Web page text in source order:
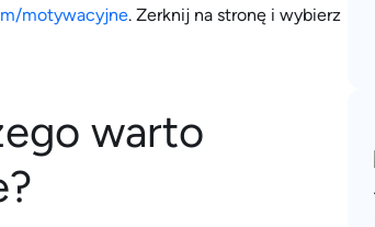
motywacyjne. Zerknij na stronę i wybierz
warto